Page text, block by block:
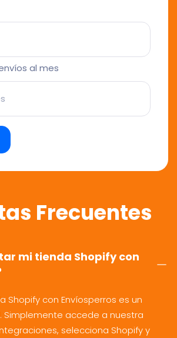
al mes
Frecuentes
mi tienda Shopify con
Shopify con Envíosperros es un
Simplemente accede a nuestra
selecciona Shopify y